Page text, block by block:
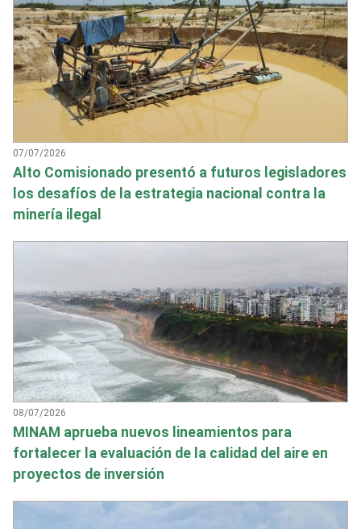
07/07/2026
Alto Comisionado presentó a futuros legisladores
los desafíos de la estrategia nacional contra la
minería ilegal
08/07/2026
MINAM aprueba nuevos lineamientos para
fortalecer la evaluación de la calidad del aire en
proyectos de inversión